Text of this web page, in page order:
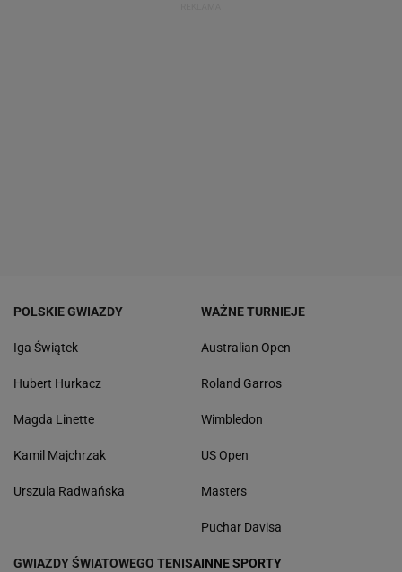
POLSKIE GWIAZDY
Iga Świątek
Hubert Hurkacz
Magda Linette
Kamil Majchrzak
Urszula Radwańska
WAŻNE TURNIEJE
Australian Open
Roland Garros
Wimbledon
US Open
Masters
Puchar Davisa
GWIAZDY ŚWIATOWEGO TENISAINNE SPORTY